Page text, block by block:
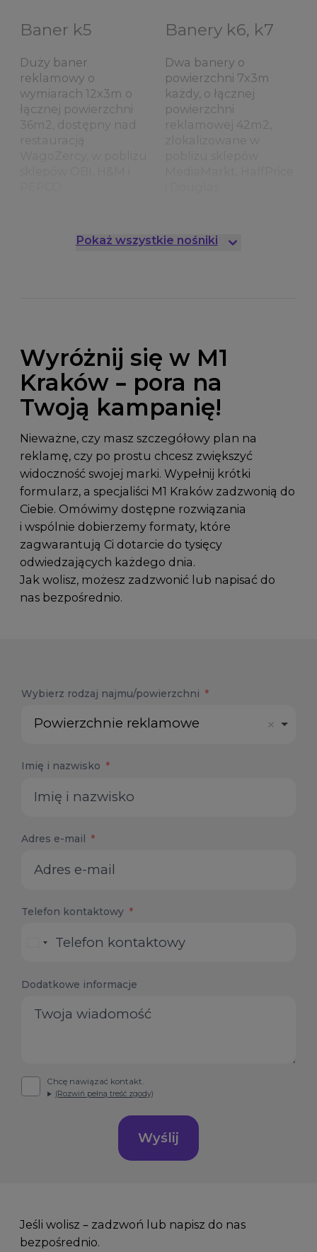
Baner k5
Duży baner
reklamowy o
wymiarach 12x3m o
łącznej powierzchni
36m2, dostępny nad
Banery k6, k7
Dwa banery o
powierzchni 7x3m
każdy, o łącznej
powierzchni
reklamowej 42m2,
Baner k8
12x4m oraz łącznej
powierzchni 48m2.
Banery k9, k10
powierzchni 42m2.
Baner k18
Powierzchnia
reklamowe k18
dostępna przy wejściu
o wymiarach 4,5×2,8m
o łącznej powierzchni
12,6m2.
Zobacz wszystkie nośniki
Pokaż wszystkie nośniki
Wyróżnij się w M1
Kraków – pora na
Twoją kampanię!
Nieważne, czy masz szczegółowy plan na
reklamę, czy po prostu chcesz zwiększyć
widoczność swojej marki. Wypełnij krótki
formularz, a specjaliści M1 Kraków zadzwonią do
Ciebie. Omówimy dostępne rozwiązania
i wspólnie dobierzemy formaty, które
zagwarantują Ci dotarcie do tysięcy
odwiedzających każdego dnia.
Jak wolisz, możesz zadzwonić lub napisać do
nas bezpośrednio.
Jeśli wolisz – zadzwoń lub napisz do nas
bezpośrednio.
Wybierz rodzaj najmu/powierzchni
Powierzchnie reklamowe
Imię i nazwisko
Adres e-mail
Telefon kontaktowy
United
+1
Dodatkowe informacje
Chcę nawiązać kontakt.
(Rozwiń pełną treść zgody)
Wyślij